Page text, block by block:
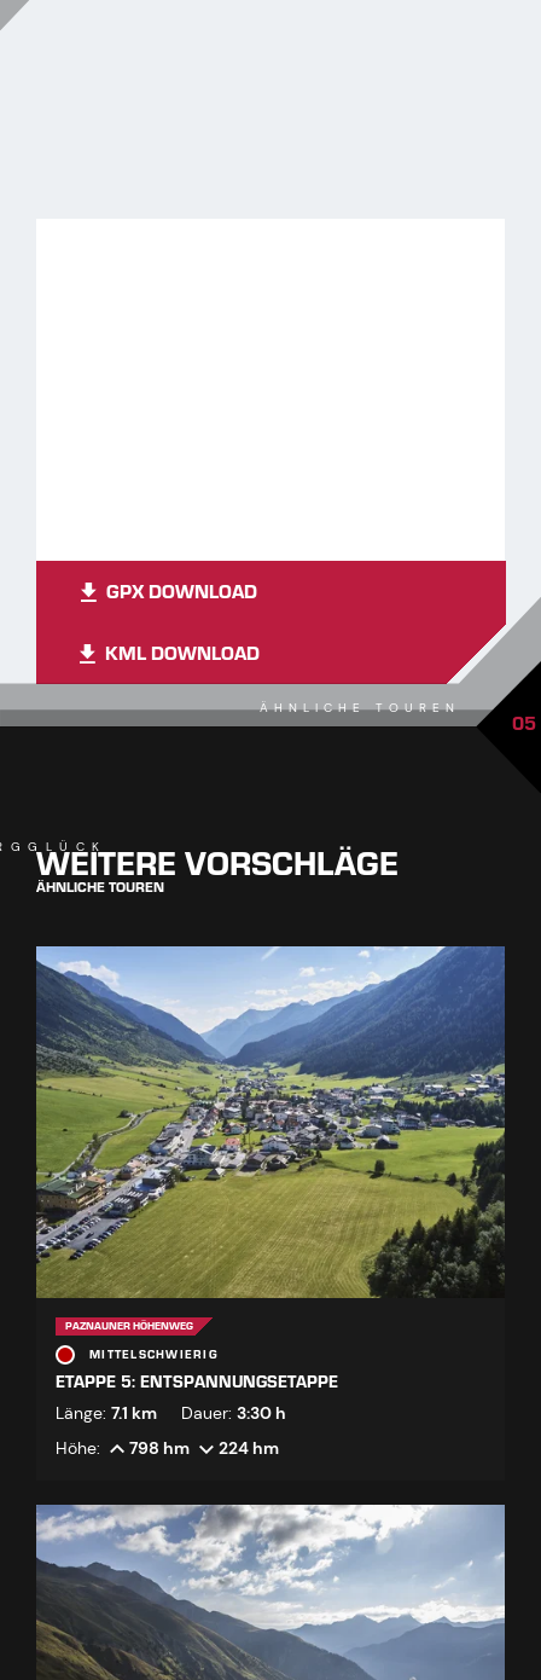
GPX DOWNLOAD
KML DOWNLOAD
ÄHNLICHE TOUREN 05
WEITERE VORSCHLÄGE
ÄHNLICHE TOUREN
PAZNAUNER HÖHENWEG
MITTELSCHWIERIG
ETAPPE 5: ENTSPANNUNGSETAPPE
Länge: 7.1 km Dauer: 3:30 h
Höhe:
798 hm 224 hm